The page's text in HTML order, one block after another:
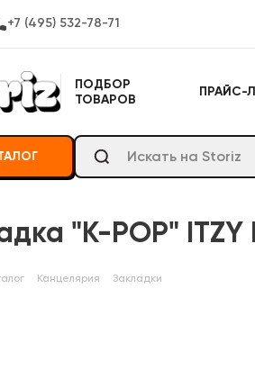
+7 (495) 532-78-71
ПОДБОР
ТОВАРОВ
ПРАЙС-
"K-POP"
Канцелярия Закладки